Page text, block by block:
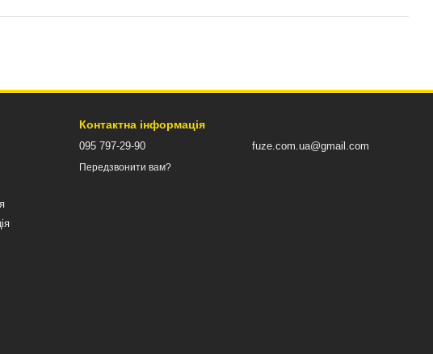
Контактна інформація
095 797-29-90
Передзвонити вам?
fuze.com.ua@gmail.com